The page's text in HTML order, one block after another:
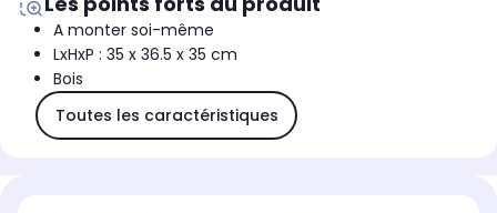
A monter soi-même
LxHxP : 35 x 36.5 x 35 cm
Bois
Toutes les caractéristiques